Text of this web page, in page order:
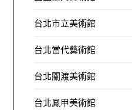
台北市立美術館
台北當代藝術館
台北關渡美術館
台北鳳甲美術館